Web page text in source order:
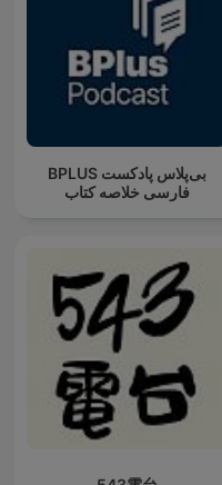
‌BPLUS بی‌پلاس پادکست
فارسی خلاصه کتاب